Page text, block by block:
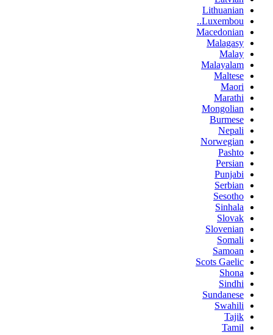
Lithuanian
Luxembou..
Macedonian
Malagasy
Malay
Malayalam
Maltese
Maori
Marathi
Mongolian
Burmese
Nepali
Norwegian
Pashto
Persian
Punjabi
Serbian
Sesotho
Sinhala
Slovak
Slovenian
Somali
Samoan
Scots Gaelic
Shona
Sindhi
Sundanese
Swahili
Tajik
Tamil